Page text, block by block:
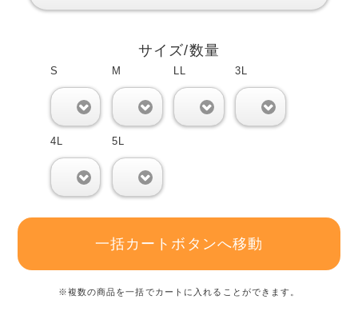
サイズ/数量
S M LL 3L
4L 5L
一括カートボタンへ移動
※複数の商品を一括でカートに入れることができます。